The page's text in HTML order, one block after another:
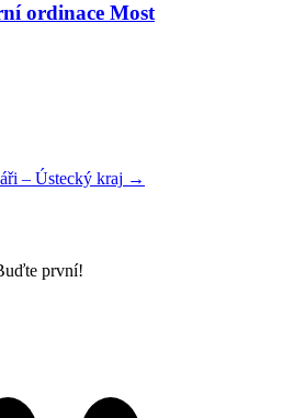
ordinace Most
– Ústecký kraj →
první!